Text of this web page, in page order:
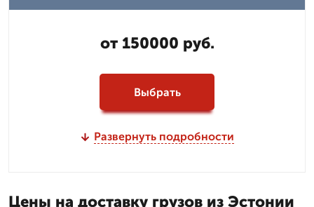
от 150000 руб.
Выбрать
Развернуть подробности
Цены на доставку грузов из Эстонии